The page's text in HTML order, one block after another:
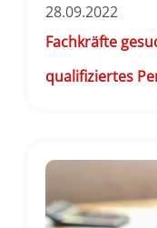
28.09.2022
Fachkräfte
qualifiziertes